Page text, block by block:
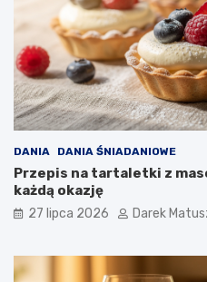
DANIA DANIA ŚNIADANIOWE
Przepis na tartaletki z
każdą okazję
27 lipca 2026 Darek